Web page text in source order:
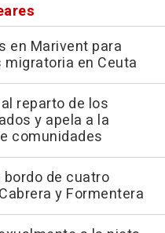
en Marivent para
en Ceuta
reparto de los
y apela a la
comunidades
de cuatro
y Formentera